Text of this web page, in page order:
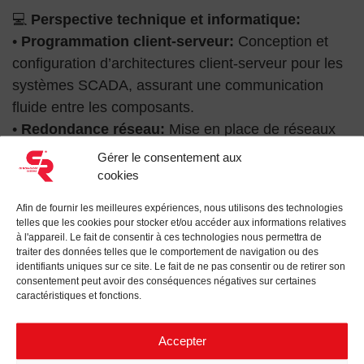
Gérer le consentement aux
cookies
Afin de fournir les meilleures expériences, nous utilisons des technologies
telles que les cookies pour stocker et/ou accéder aux informations relatives
à l'appareil. Le fait de consentir à ces technologies nous permettra de
traiter des données telles que le comportement de navigation ou des
identifiants uniques sur ce site. Le fait de ne pas consentir ou de retirer son
consentement peut avoir des conséquences négatives sur certaines
caractéristiques et fonctions.
Accepter
💻 Perspective technique et informatique:
• Programmation client-serveur: Conception et
configuration d’architectures client-serveur pour les
systèmes SCADA, assurant une communication
fluide entre les composants.
• Redondance réseau: Mise en place de réseaux
redondants pour garantir la fiabilité et la continuité
même en cas de panne matérielle ou d’interruption
•Panneaux SCADA:Gestion des switches et des
pare-feux pour assurer la sécurité et la stabilité du
système.
•Protocoles & communication:Utilisation de
normes telles que IEC 60870-5-104, IEC 61850 et
Modbus, ainsi que de technologies comme
l’Ethernet, la fibre optique et la 4G pour bâtir une